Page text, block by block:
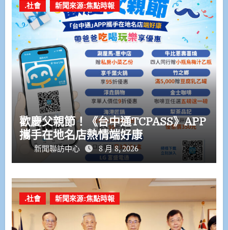
.社會 新聞來源:焦點時報
歡慶父親節！《台中通TCPASS》APP
攜手在地名店熱情端好康
新聞聯訪中心 8 月 8, 2026
.社會 新聞來源:焦點時報